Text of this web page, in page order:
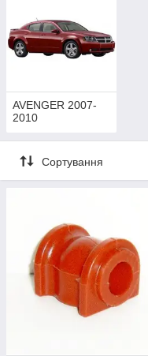
AVENGER 2007-
2010
Сортування